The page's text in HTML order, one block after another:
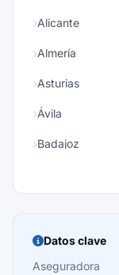
Alicante
Almería
Asturias
Ávila
Badajoz
Burgos
Cáceres
Datos clave
Aseguradora